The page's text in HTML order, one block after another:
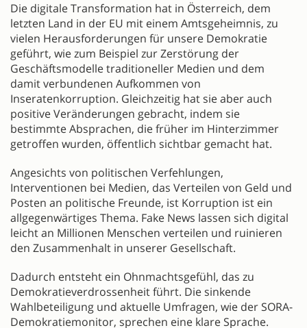
Die digitale Transformation hat in Österreich, dem
letzten Land in der EU mit einem Amtsgeheimnis, zu
vielen Herausforderungen für unsere Demokratie
geführt, wie zum Beispiel zur Zerstörung der
Geschäftsmodelle traditioneller Medien und dem
damit verbundenen Aufkommen von
Inseratenkorruption. Gleichzeitig hat sie aber auch
positive Veränderungen gebracht, indem sie
bestimmte Absprachen, die früher im Hinterzimmer
getroffen wurden, öffentlich sichtbar gemacht hat.
Angesichts von politischen Verfehlungen,
Interventionen bei Medien, das Verteilen von Geld und
Posten an politische Freunde, ist Korruption ist ein
allgegenwärtiges Thema. Fake News lassen sich digital
leicht an Millionen Menschen verteilen und ruinieren
den Zusammenhalt in unserer Gesellschaft.
Dadurch entsteht ein Ohnmachtsgefühl, das zu
Demokratieverdrossenheit führt. Die sinkende
Wahlbeteiligung und aktuelle Umfragen, wie der SORA-
Demokratiemonitor, sprechen eine klare Sprache.